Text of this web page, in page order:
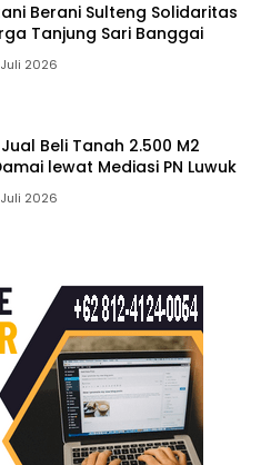
Berani Sulteng Solidaritas
Tanjung Sari Banggai
2026
Beli Tanah 2.500 M2
lewat Mediasi PN Luwuk
2026